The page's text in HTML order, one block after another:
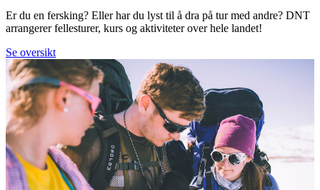
Er du en fersking? Eller har du lyst til å dra på tur med andre? DNT
arrangerer fellesturer, kurs og aktiviteter over hele landet!
Se oversikt